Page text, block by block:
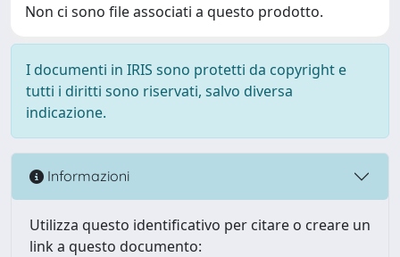
Non ci sono file associati a questo prodotto.
I documenti in IRIS sono protetti da copyright e
tutti i diritti sono riservati, salvo diversa
indicazione.
Informazioni
Utilizza questo identificativo per citare o creare un
link a questo documento: